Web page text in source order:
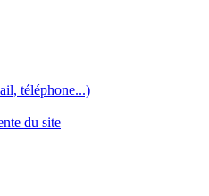
téléphone...)
du site